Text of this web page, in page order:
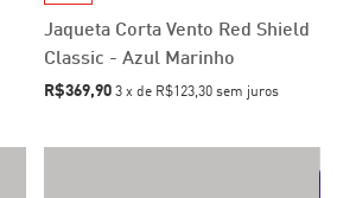
Jaqueta Corta Vento Red Shield
Classic - Azul Marinho
R$369,90 3 x de R$123,30 sem juros